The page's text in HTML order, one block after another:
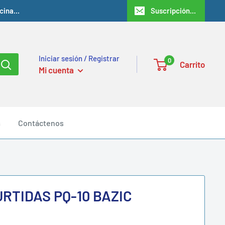
Suscripción...
Iniciar sesión / Registrar
Mi cuenta
0 Carrito
Contáctenos
PQ-10 BAZIC